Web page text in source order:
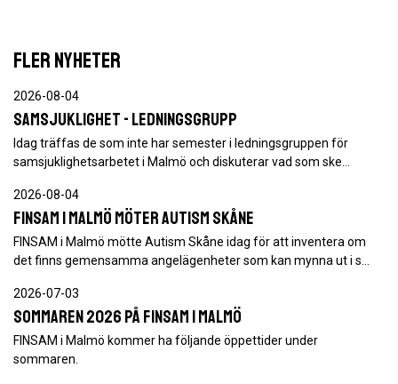
FLER NYHETER
2026-08-04
Samsjuklighet - ledningsgrupp
Idag träffas de som inte har semester i ledningsgruppen för
samsjuklighetsarbetet i Malmö och diskuterar vad som ske…
2026-08-04
FINSAM i Malmö möter Autism Skåne
FINSAM i Malmö mötte Autism Skåne idag för att inventera om
det finns gemensamma angelägenheter som kan mynna ut i s…
2026-07-03
Sommaren 2026 på FINSAM i Malmö
FINSAM i Malmö kommer ha följande öppettider under
sommaren.